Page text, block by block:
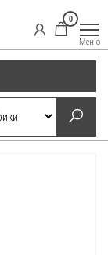
0
Меню